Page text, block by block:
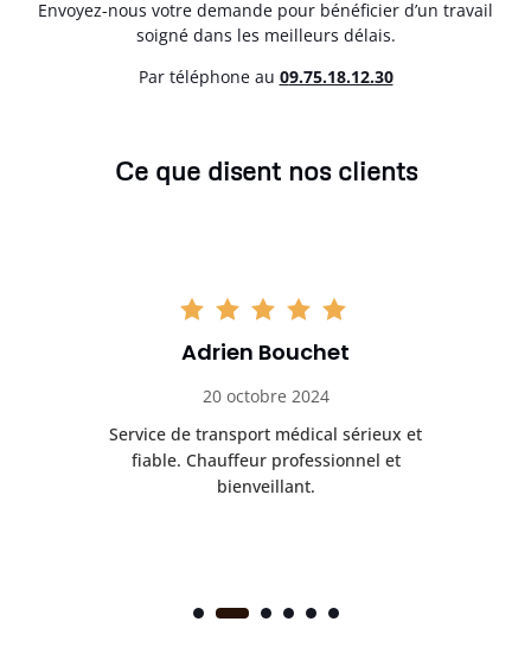
Envoyez-nous votre demande pour bénéficier d’un travail
soigné dans les meilleurs délais.
Par téléphone au 09.75.18.12.30
Ce que disent nos clients
Adrien Bouchet
20 octobre 2024
Service de transport médical sérieux et
fiable. Chauffeur professionnel et
bienveillant.